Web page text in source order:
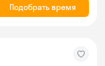
Подобрать время